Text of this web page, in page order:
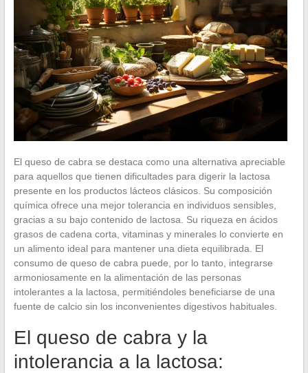
El queso de cabra se destaca como una alternativa apreciable
para aquellos que tienen dificultades para digerir la lactosa
presente en los productos lácteos clásicos. Su composición
química ofrece una mejor tolerancia en individuos sensibles,
gracias a su bajo contenido de lactosa. Su riqueza en ácidos
grasos de cadena corta, vitaminas y minerales lo convierte en
un alimento ideal para mantener una dieta equilibrada. El
consumo de queso de cabra puede, por lo tanto, integrarse
armoniosamente en la alimentación de las personas
intolerantes a la lactosa, permitiéndoles beneficiarse de una
fuente de calcio sin los inconvenientes digestivos habituales.
El queso de cabra y la
intolerancia a la lactosa: